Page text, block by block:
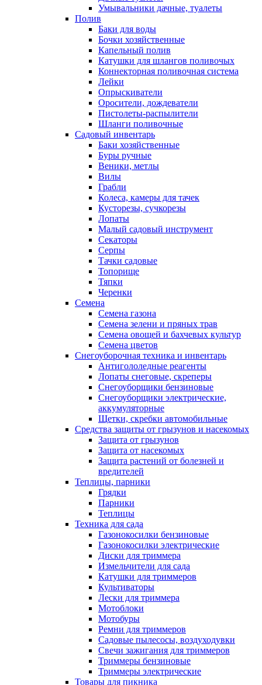
Умывальники дачные, туалеты
Полив
Баки для воды
Бочки хозяйственные
Капельный полив
Катушки для шлангов поливочых
Коннекторная поливочная система
Лейки
Опрыскиватели
Оросители, дождеватели
Пистолеты-распылители
Шланги поливочные
Садовый инвентарь
Баки хозяйственные
Буры ручные
Веники, метлы
Вилы
Грабли
Колеса, камеры для тачек
Кусторезы, сучкорезы
Лопаты
Малый садовый инструмент
Секаторы
Серпы
Тачки садовые
Топорище
Тяпки
Черенки
Семена
Семена газона
Семена зелени и пряных трав
Семена овощей и бахчевых культур
Семена цветов
Снегоуборочная техника и инвентарь
Антигололедные реагенты
Лопаты снеговые, скреперы
Снегоуборщики бензиновые
Снегоуборщики электрические,
аккумуляторные
Щетки, скребки автомобильные
Средства защиты от грызунов и насекомых
Защита от грызунов
Защита от насекомых
Защита растений от болезней и
вредителей
Теплицы, парники
Грядки
Парники
Теплицы
Техника для сада
Газонокосилки бензиновые
Газонокосилки электрические
Диски для триммера
Измельчители для сада
Катушки для триммеров
Культиваторы
Лески для триммера
Мотоблоки
Мотобуры
Ремни для триммеров
Садовые пылесосы, воздуходувки
Свечи зажигания для триммеров
Триммеры бензиновые
Триммеры электрические
Товары для пикника